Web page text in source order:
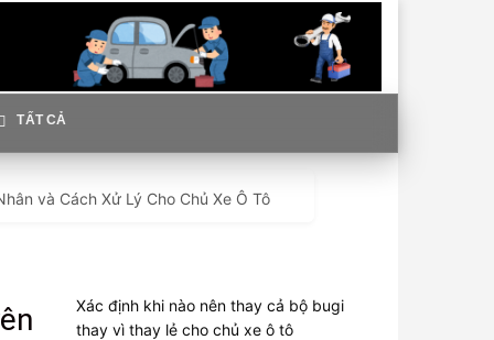
TẤT CẢ
và Cách Xử Lý Cho Chủ Xe Ô Tô
Xác định khi nào nên thay cả bộ bugi
thay vì thay lẻ cho chủ xe ô tô